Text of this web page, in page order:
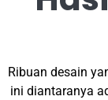
Ribuan desain
ini diantaranya